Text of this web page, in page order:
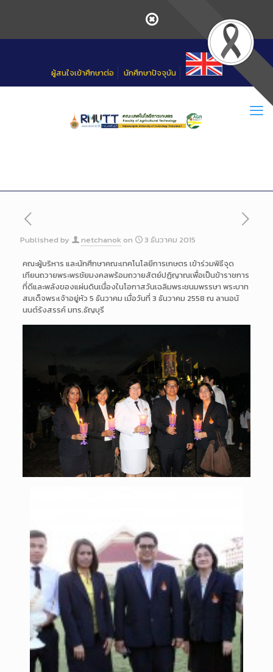
ผู้สนใจเข้าศึกษาต่อ นักศึกษาปัจจุบัน
Published by netchanok on 3 ธันวาคม 2015
คณะผู้บริหาร และนักศึกษาคณะเทคโนโลยีการเกษตร เข้าร่วมพิธีจุด
เทียนถวายพระพรชัยมงคลพร้อมถวายสัตย์ปฏิญาณเพื่อเป็นข้าราชการ
ที่ดีและพลังของแผ่นดินเนื่องในโอกาสวันเฉลิมพระชนมพรรษา พระบาท
สมเด็จพระเจ้าอยู่หัว 5 ธันวาคม เมื่อวันที่ 3 ธันวาคม 2558 ณ ลานอนั
นนต์รังสรรค์ มทร.ธัญบุรี